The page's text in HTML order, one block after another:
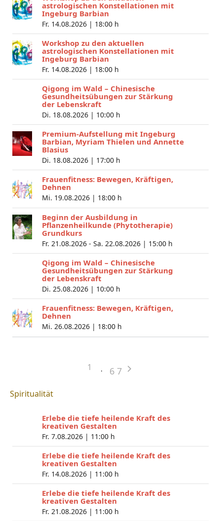
astrologischen Konstellationen mit
Ingeburg Barbian
Fr. 14.08.2026 | 18:00 h
Workshop zu den aktuellen
astrologischen Konstellationen mit
Ingeburg Barbian
Fr. 14.08.2026 | 18:00 h
Qigong im Wald – Chinesische
Gesundheitsübungen zur Stärkung
der Lebenskraft
Di. 18.08.2026 | 10:00 h
Premium-Aufstellung mit Ingeburg
Barbian, Myriam Thielen und Annette
Blasius
Di. 18.08.2026 | 17:00 h
Frauenfitness: Bewegen, Kräftigen,
Dehnen
Mi. 19.08.2026 | 18:00 h
Beginn der Ausbildung in
Pflanzenheilkunde (Phytotherapie)
Grundkurs
Fr. 21.08.2026 - Sa. 22.08.2026 | 15:00 h
Qigong im Wald – Chinesische
Gesundheitsübungen zur Stärkung
der Lebenskraft
Di. 25.08.2026 | 10:00 h
Frauenfitness: Bewegen, Kräftigen,
Dehnen
Mi. 26.08.2026 | 18:00 h
1 6 7
Spiritualität
Erlebe die tiefe heilende Kraft des
kreativen Gestalten
Fr. 7.08.2026 | 11:00 h
Erlebe die tiefe heilende Kraft des
kreativen Gestalten
Fr. 14.08.2026 | 11:00 h
Erlebe die tiefe heilende Kraft des
kreativen Gestalten
Fr. 21.08.2026 | 11:00 h